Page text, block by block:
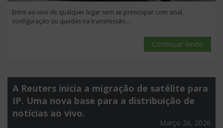
Entre ao vivo de qualquer lugar sem se preocupar com sinal,
configuração ou quedas na transmissão...
Continuar lendo
A Reuters inicia a migração de satélite para
IP. Uma nova base para a distribuição de
notícias ao vivo.
Março 26, 2026